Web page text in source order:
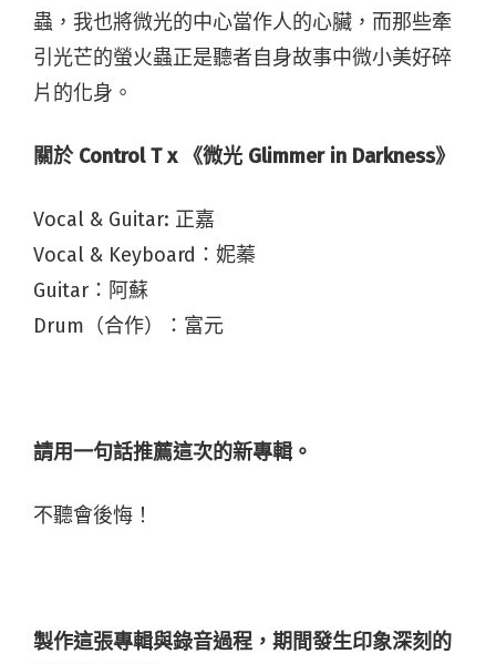
蟲，我也將微光的中心當作人的心臟，而那些牽
引光芒的螢火蟲正是聽者自身故事中微小美好碎
片的化身。
關於 Control T x 《微光 Glimmer in Darkness》
Vocal & Guitar: 正嘉
Vocal & Keyboard：妮蓁
Guitar：阿蘇
Drum（合作）：富元
請用一句話推薦這次的新專輯。
不聽會後悔！
製作這張專輯與錄音過程，期間發生印象深刻的